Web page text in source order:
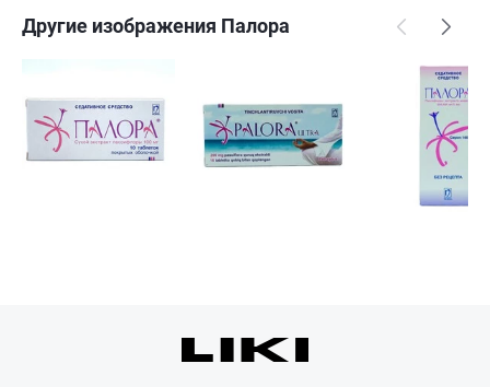
Другие изображения Палора